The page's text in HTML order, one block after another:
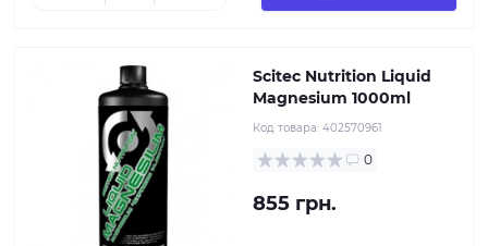
Scitec Nutrition Liquid
Magnesium 1000ml
Код товара: 402570961
0
855 грн.